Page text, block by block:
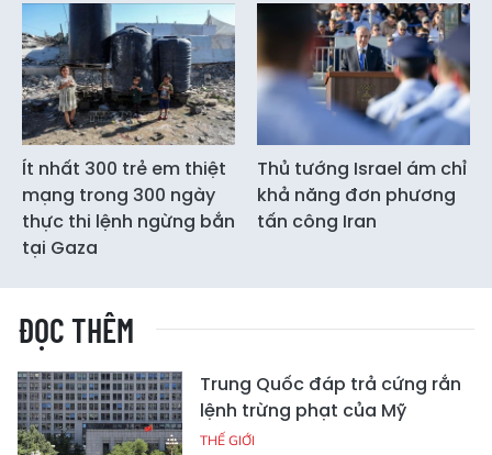
Ít nhất 300 trẻ em thiệt
mạng trong 300 ngày
thực thi lệnh ngừng bắn
tại Gaza
Thủ tướng Israel ám chỉ
khả năng đơn phương
tấn công Iran
ĐỌC THÊM
Trung Quốc đáp trả cứng rắn
lệnh trừng phạt của Mỹ
THẾ GIỚI